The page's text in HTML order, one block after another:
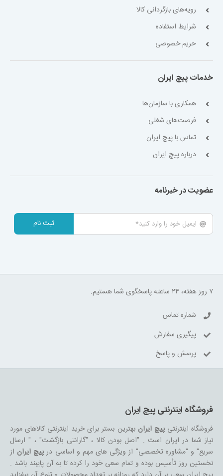
رویه‌های بازگردانی کالا
شرایط استفاده
حریم خصوصی
خدمات پیچ ایران
همکاری با سازمان‌ها
فرصت‌های شغلی
تماس با پیچ ایران
درباره پیچ ایران
عضویت در خبرنامه
ثبت نام
۷ روز هفته، ۲۴ ساعته پاسخگوی شما هستیم.
شماره تماس
پیگیری سفارش
پرسش و پاسخ
فروشگاه اینترنتی پیچ ایران
فروشگاه اینترنتیپیچ ایران بهترین بستر برای خرید اینترنتی کالاهای مورد
نیاز شما در ایران است . "اصل بودن کالا ، "گارانتی بازگشت" ، " ارسال
سریع" و "مشاوره تخصصی" از ویژگی های مهم و اساسی در پیچ ایران از
نخستین روز تأسیس بوده و تمام سعی خود را کرده تا به آن پایبند باشد .